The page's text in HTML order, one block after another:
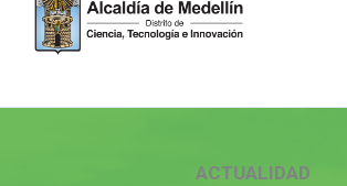
ACTUALIDAD